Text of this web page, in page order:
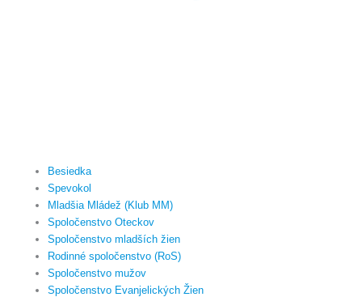
Besiedka
Spevokol
Mladšia Mládež (Klub MM)
Spoločenstvo Oteckov
Spoločenstvo mladších žien
Rodinné spoločenstvo (RoS)
Spoločenstvo mužov
Spoločenstvo Evanjelických Žien